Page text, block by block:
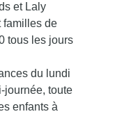
et Laly
familles de
tous les jours
du lundi
journée, toute
enfants à